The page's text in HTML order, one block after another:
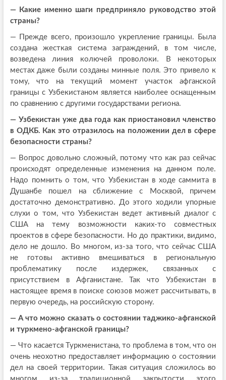
— Какие именно шаги предприняло руководство этой
страны?
— Прежде всего, произошло укрепление границы. Была
создана жесткая система заграждений, в том числе,
возведена линия колючей проволоки. В некоторых
местах даже были созданы минные поля. Это привело к
тому, что на текущий момент участок афганской
границы с Узбекистаном является наиболее оснащенным
по сравнению с другими государствами региона.
— Узбекистан уже два года как приостановил членство
в ОДКБ. Как это отразилось на положении дел в сфере
безопасности страны?
— Вопрос довольно сложный, потому что как раз сейчас
происходят определенные изменения на данном поле.
Надо помнить о том, что Узбекистан в ходе саммита в
Душанбе пошел на сближение с Москвой, причем
достаточно демонстративно. До этого ходили упорные
слухи о том, что Узбекистан ведет активный диалог с
США на тему возможности каких-то совместных
проектов в сфере безопасности. Но до практики, видимо,
дело не дошло. Во многом, из-за того, что сейчас США
не готовы активно вмешиваться в региональную
проблематику после издержек, связанных с
присутствием в Афганистане. Так что Узбекистан в
настоящее время в поиске союзов может рассчитывать, в
первую очередь, на российскую сторону.
— А что можно сказать о состоянии таджико-афганской
и туркмено-афганской границы?
— Что касается Туркменистана, то проблема в том, что он
очень неохотно предоставляет информацию о состоянии
дел на своей территории. Такая ситуация сложилось во